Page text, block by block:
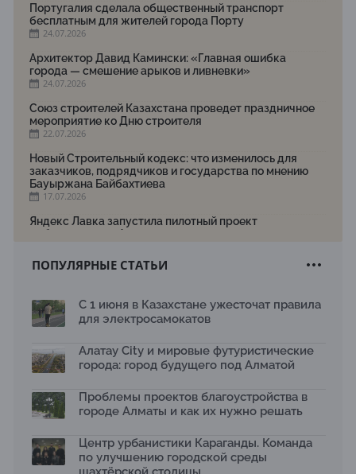
Португалия сделала общественный транспорт
бесплатным для жителей города Порту
24.07.2026
Архитектор Давид Камински: «Главная ошибка
города — смешение арыков и ливневки»
24.07.2026
Союз строителей Казахстана проведет праздничное
мероприятие ко Дню строителя
22.07.2026
Новый Строительный кодекс: что изменилось для
заказчиков, подрядчиков и государства по мнению
Бауыржана Байбахтиева
17.07.2026
Яндекс Лавка запустила пилотный проект
рободоставки в Астане
Архитектурная премия SÄULE ARCHITEKTURPREIS
Первый Дом правительства Алматы станет главной
13.07.2026
В столичном детсаду подвели итоги акции «Таза
отходам
08.07.2026
общественных пространств
06.07.2026
ПОПУЛЯРНЫЕ СТАТЬИ
С 1 июня в Казахстане ужесточат правила
для электросамокатов
Алатау City и мировые футуристические
города: город будущего под Алматой
Проблемы проектов благоустройства в
городе Алматы и как их нужно решать
Центр урбанистики Караганды. Команда
по улучшению городской среды